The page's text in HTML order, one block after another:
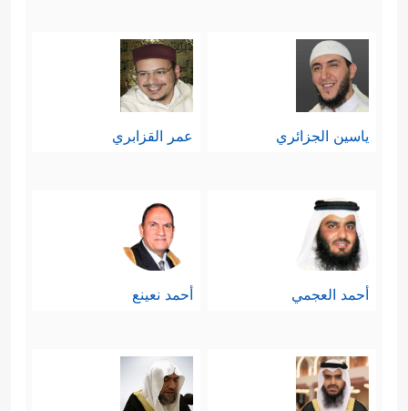
ٱلطَّالِبُ وَٱلۡمَطۡلُوبُ﴾
يخلق ذبابة، كيف تُقارِنُونه بالذي خلقكم
أنتم البشر، وخلق السموات والأرض وما
فيهن ومَن فيهنَّ؟
وحدانية الله وتفرُّده في الخلق، لَيَقُود
بالبداهة إلى نتيجة أنَّ هذا الخلق إنَّما هو
ملكٌ لله بحُكم أنَّه مخلوق لله
ٱلسَّمَـٰوَ ٰ⁠تِ وَمَا فِی ٱلۡأَرۡضِۚ وَإِنَّ ٱللَّهَ لَهُوَ ٱلۡغَنِیُّ
ٱلۡحَمِیدُ﴾.
ياسين الجزائري عمر القزابري
أحمد العجمي أحمد نعينع